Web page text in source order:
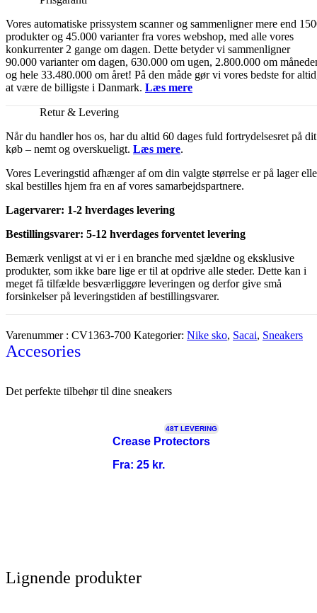
Vores automatiske prissystem scanner og sammenligner mere end
produkter og 45.000 varianter fra vores webshop, med alle vores
konkurrenter 2 gange om dagen. Dette betyder vi sammenligner
90.000 varianter om dagen, 630.000 om ugen, 2.800.000 om
og hele 33.480.000 om året! På den måde gør vi vores bedste for
at være de billigste i Danmark. Læs mere
Retur & Levering
Når du handler hos os, har du altid 60 dages fuld fortrydelsesret på dit
køb – nemt og overskueligt. Læs mere.
Vores Leveringstid afhænger af om din valgte størrelse er på lager
skal bestilles hjem fra en af vores samarbejdspartnere.
Lagervarer: 1-2 hverdages levering
Bestillingsvarer: 5-12 hverdages forventet levering
Bemærk venligst at vi er i en branche med sjældne og eksklusive
produkter, som ikke bare lige er til at opdrive alle steder. Dette kan i
meget få tilfælde besværliggøre leveringen og derfor give små
forsinkelser på leveringstiden af bestillingsvarer.
Varenummer CV1363-700 Kategorier Nike sko, Sacai, Sneakers
Accesories
Det perfekte tilbehør til dine sneakers
48T LEVERING
Crease Protectors
Fra: 25 kr.
Lignende produkter